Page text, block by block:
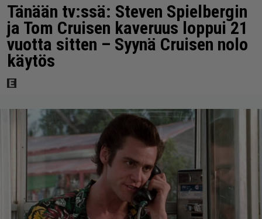
Tänään tv:ssä: Steven Spielbergin
ja Tom Cruisen kaveruus loppui 21
vuotta sitten – Syynä Cruisen nolo
käytös